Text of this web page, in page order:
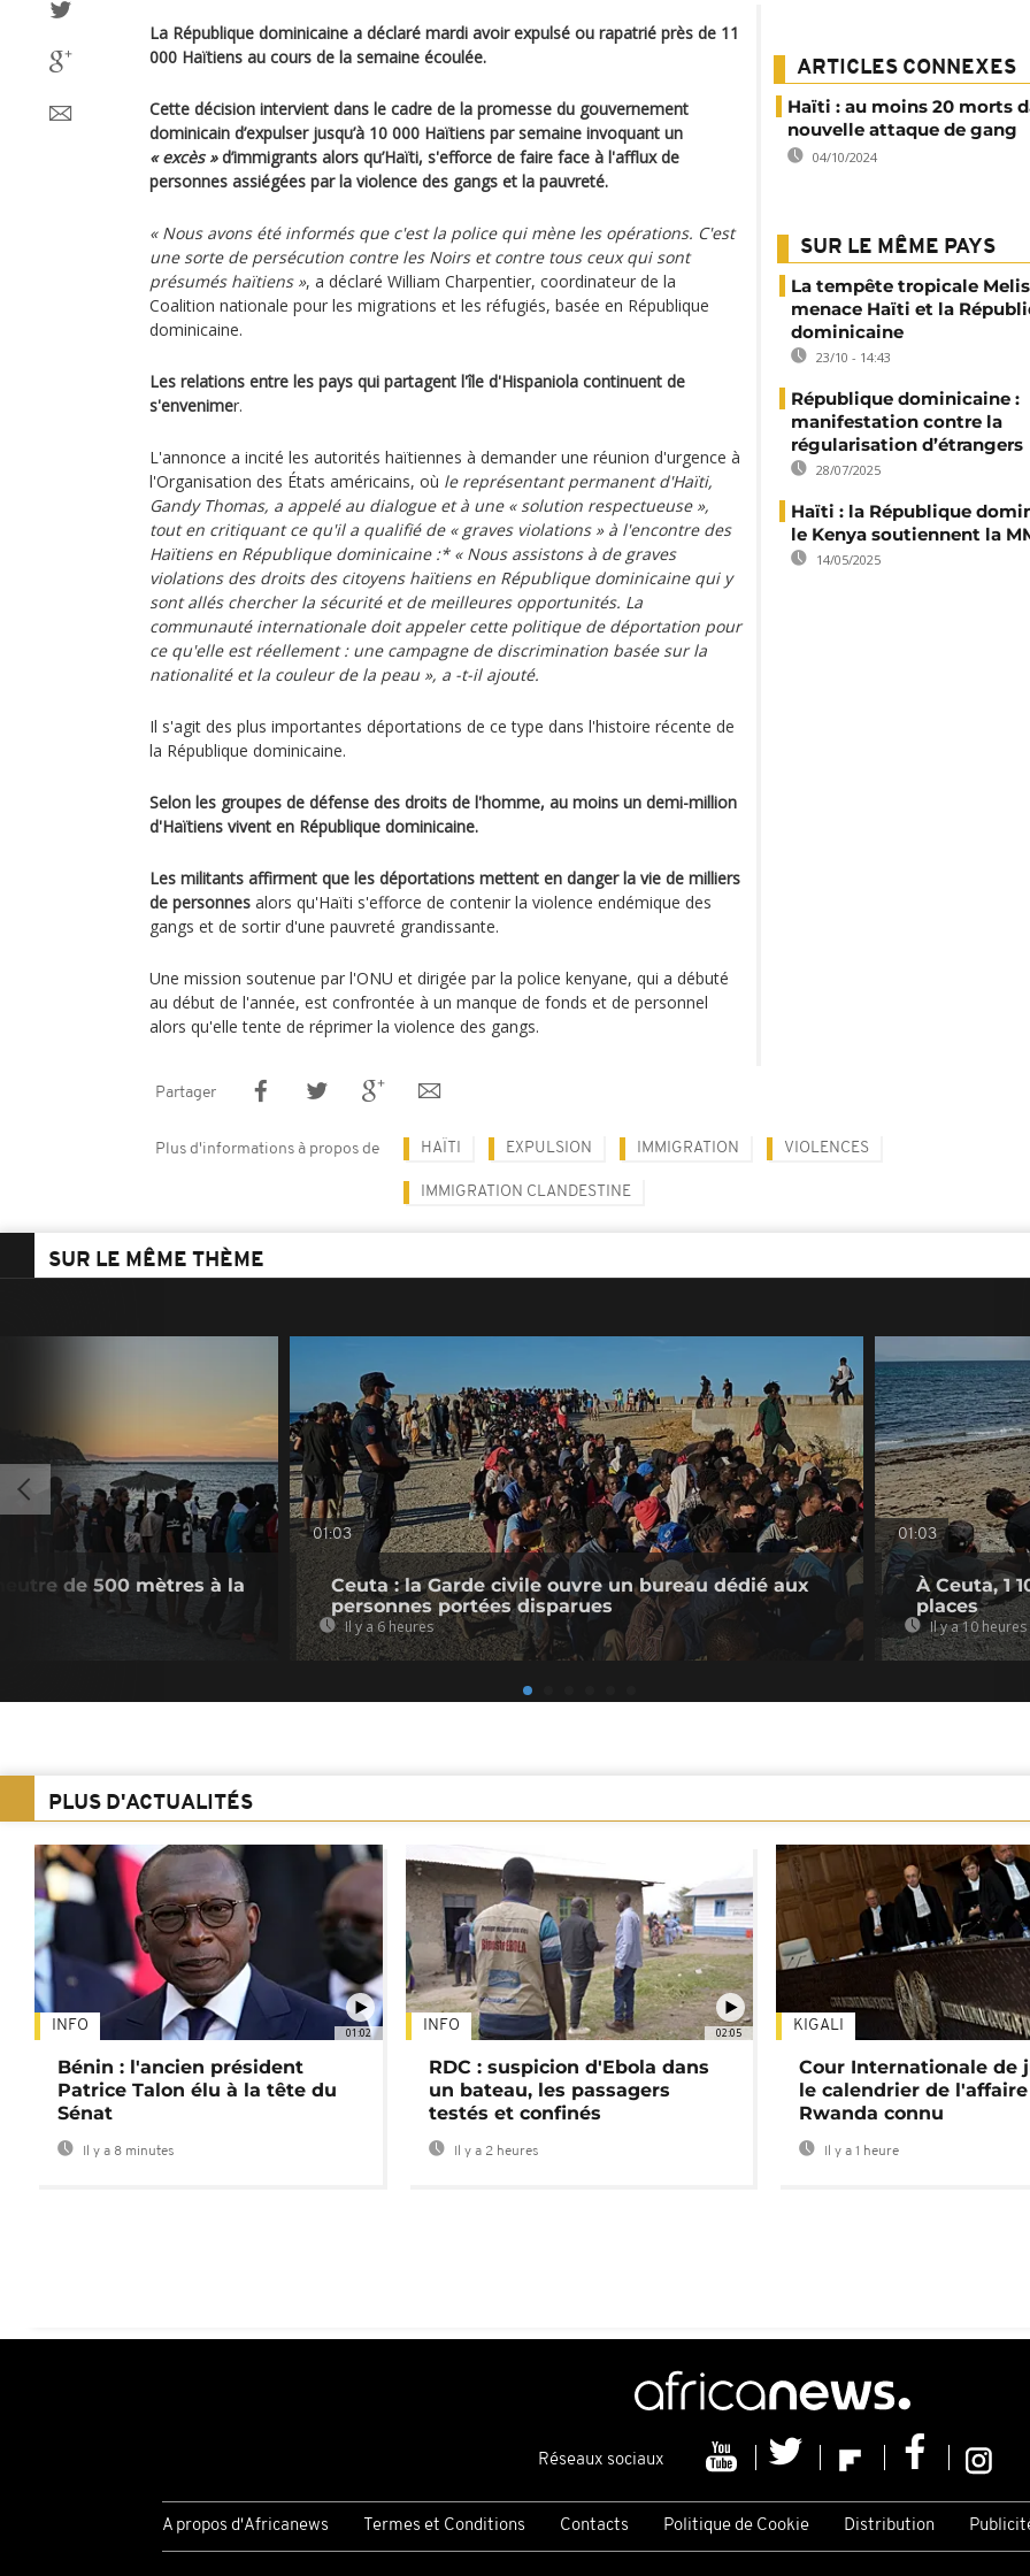
La République dominicaine a déclaré mardi avoir expulsé ou rapatrié près de 11
000 Haïtiens au cours de la semaine écoulée.
Cette décision intervient dans le cadre de la promesse du gouvernement
dominicain d’expulser jusqu’à 10 000 Haïtiens par semaine invoquant un
« excès »d’immigrants alors qu’Haïti, s'efforce de faire face à l'afflux de
personnes assiégées par la violence des gangs et la pauvreté.
« Nous avons été informés que c'est la police qui mène les opérations. C'est
une sorte de persécution contre les Noirs et contre tous ceux qui sont
présumés haïtiens », a déclaré William Charpentier, coordinateur de la
Coalition nationale pour les migrations et les réfugiés, basée en République
dominicaine.
Les relations entre les pays qui partagent l'île d'Hispaniola continuent de
s'envenimer.
L'annonce a incité les autorités haïtiennes à demander une réunion d'urgence à
l'Organisation des États américains, où le représentant permanent d'Haïti,
Gandy Thomas, a appelé au dialogue et à une « solution respectueuse »,
tout en critiquant ce qu'il a qualifié de « graves violations »à l'encontre des
Haïtiens en République dominicaine :* « Nous assistons à de graves
violations des droits des citoyens haïtiens en République dominicaine qui y
sont allés chercher la sécurité et de meilleures opportunités. La
communauté internationale doit appeler cette politique de déportation pour
ce qu'elle est réellement : une campagne de discrimination basée sur la
nationalité et la couleur de la peau », a -t-il ajouté.
Il s'agit des plus importantes déportations de ce type dans l'histoire récente de
la République dominicaine.
Selon les groupes de défense des droits de l'homme, au moins un demi-million
d'Haïtiens vivent en République dominicaine.
Les militants affirment que les déportations mettent en danger la vie de milliers
de personnes alors qu'Haïti s'efforce de contenir la violence endémique des
gangs et de sortir d'une pauvreté grandissante.
Une mission soutenue par l'ONU et dirigée par la police kenyane, qui a débuté
au début de l'année, est confrontée à un manque de fonds et de personnel
alors qu'elle tente de réprimer la violence des gangs.
ARTICLES CONNEXES
Haïti : au moins 20 morts
nouvelle attaque de gang
04/10/2024
SUR LE MÊME PAYS
La tempête tropicale
menace Haïti et la
dominicaine
23/10 - 14:43
République dominicaine :
manifestation contre la
régularisation d’étrangers
28/07/2025
Haïti : la République
le Kenya soutiennent la
14/05/2025
Partager
Plus d'informations à propos de HAÏTI EXPULSION IMMIGRATION VIOLENCES
IMMIGRATION CLANDESTINE
SUR LE MÊME THÈME
de 500 mètres à la
01:03
Ceuta : la Garde civile ouvre un bureau dédié aux
personnes portées disparues
Il y a 6 heures
01:03
À Ceuta, 1
places
Il y a 10 heures
PLUS D'ACTUALITÉS
01:02
INFO
Bénin : l'ancien président
Patrice Talon élu à la tête du
Sénat
Il y a 8 minutes
02:05
INFO
RDC : suspicion d'Ebola dans
un bateau, les passagers
testés et confinés
Il y a 2 heures
KIGALI
Cour Internationale de
le calendrier de l'affaire
Rwanda connu
Il y a 1 heure
Réseaux sociaux
A propos d'Africanews Termes et Conditions Contacts Politique de Cookie Distribution